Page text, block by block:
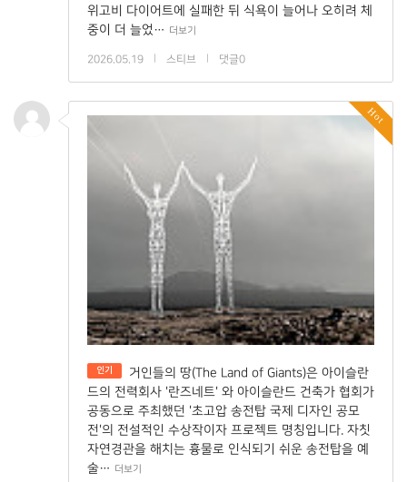
위고비 다이어트에 실패한 뒤 식욕이 늘어나 오히려 체
중이 더 늘었… 더보기
2026.05.19 스티브 댓글0
Hot
인기
거인들의 땅(The Land of Giants)은 아이슬란
드의 전력회사 '란즈네트' 와 아이슬란드 건축가 협회가
공동으로 주최했던 '초고압 송전탑 국제 디자인 공모
전'의 전설적인 수상작이자 프로젝트 명칭입니다. 자칫
자연경관을 해치는 흉물로 인식되기 쉬운 송전탑을 예
술… 더보기